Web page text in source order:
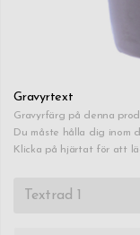
Gravyrtext
Gravyrfärg på denna
Du måste hålla dig inom
Klicka på hjärtat för att